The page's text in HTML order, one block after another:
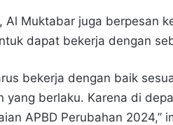
Al Muktabar juga berpesan
dapat bekerja dengan
bekerja dengan baik
yang berlaku. Karena di
APBD Perubahan 2024,”